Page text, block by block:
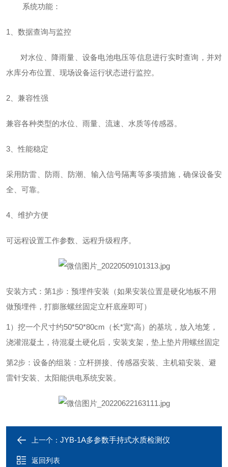
系统功能：
1 、数据查询与监控
对水位、降雨量、设备电池电压等信息进行实时查询，并对
水库分布位置、现场设备运行状态进行监控。
2 、兼容性强
兼容各种类型的水位、雨量、流速、水质等传感器。
3 、性能稳定
采用防雷、防雨、防潮、输入信号隔离等多项措施，确保设备安
全、可靠。
4 、维护方便
可远程设置工作参数、远程升级程序。
安装方式： 第1步：预埋件安装（如果安装位置是硬化地板不用
做预埋件，打膨胀螺丝固定立杆底座即可）
1 ）挖一个尺寸约50*50*80cm （长*宽*高）的基坑，放入地笼，
浇灌混凝土，待混凝土硬化后，安装支架，垫上垫片用螺丝固定
第2步：设备的组装：立杆拼接、传感器安装、主机箱安装、避
雷针安装、太阳能供电系统安装。
上一个： JYB-1A多参数手持式水质检测仪
返回列表